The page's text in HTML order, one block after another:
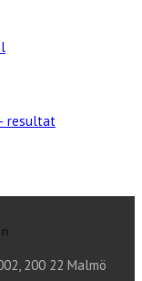
resultat
200 22 Malmö